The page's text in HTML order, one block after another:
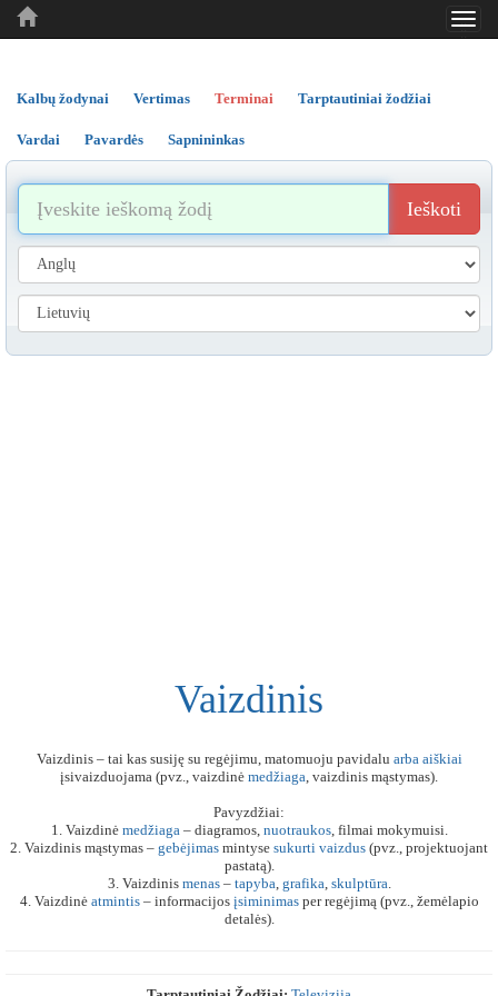
..
..
Kalbų žodynai Vertimas Terminai Tarptautiniai žodžiai
Vardai Pavardės Sapnininkas
Ieškoti
Vaizdinis
Vaizdinis – tai kas susiję su regėjimu, matomuoju pavidalu arba aiškiai
įsivaizduojama (pvz., vaizdinė medžiaga, vaizdinis mąstymas).
Pavyzdžiai:
1. Vaizdinė medžiaga– diagramos, nuotraukos, filmai mokymuisi.
2. Vaizdinis mąstymas – gebėjimas mintyse sukurti vaizdus (pvz., projektuojant
pastatą).
3. Vaizdinis menas– tapyba, grafika, skulptūra.
4. Vaizdinė atmintis– informacijos įsiminimasper regėjimą (pvz., žemėlapio
detalės).